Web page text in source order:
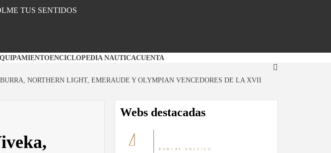
TUS SENTIDOS
ENCICLOPEDIA NAUTICACUENTA
NORTHERN LIGHT, EMERAUDE Y OLYMPIAN VENCEDORES DE LA XVII
Webs destacadas